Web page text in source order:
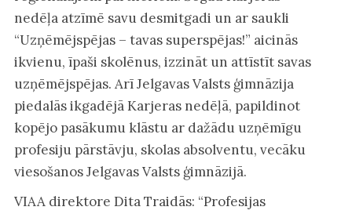
nedēļa atzīmē savu desmitgadi un ar saukli
“Uzņēmējspējas – tavas superspējas!” aicinās
ikvienu, īpaši skolēnus, izzināt un attīstīt savas
uzņēmējspējas. Arī Jelgavas Valsts ģimnāzija
piedalās ikgadējā Karjeras nedēļā, papildinot
kopējo pasākumu klāstu ar dažādu uzņēmīgu
profesiju pārstāvju, skolas absolventu, vecāku
viesošanos Jelgavas Valsts ģimnāzijā.
VIAA direktore Dita Traidās: “Profesijas